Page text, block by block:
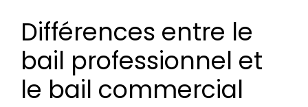
Différences entre le
bail professionnel et
le bail commercial